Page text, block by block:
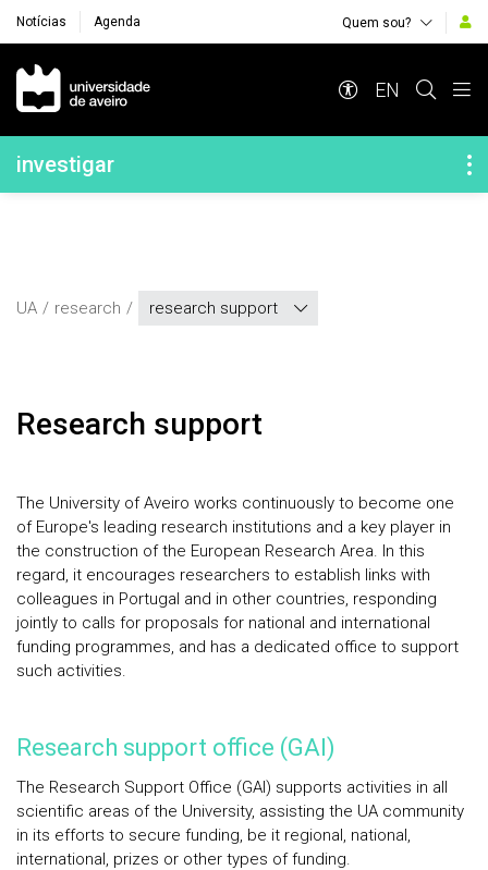
Notícias Agenda Quem sou?
Navegação Principal
EN
Navegação Lateral
investigar
UA research research support
Research support
The University of Aveiro works continuously to become one
of Europe's leading research institutions and a key player in
the construction of the European Research Area. In this
regard, it encourages researchers to establish links with
colleagues in Portugal and in other countries, responding
jointly to calls for proposals for national and international
funding programmes, and has a dedicated office to support
such activities.
Research support office (GAI)
The Research Support Office (GAI) supports activities in all
scientific areas of the University, assisting the UA community
in its efforts to secure funding, be it regional, national,
international, prizes or other types of funding.